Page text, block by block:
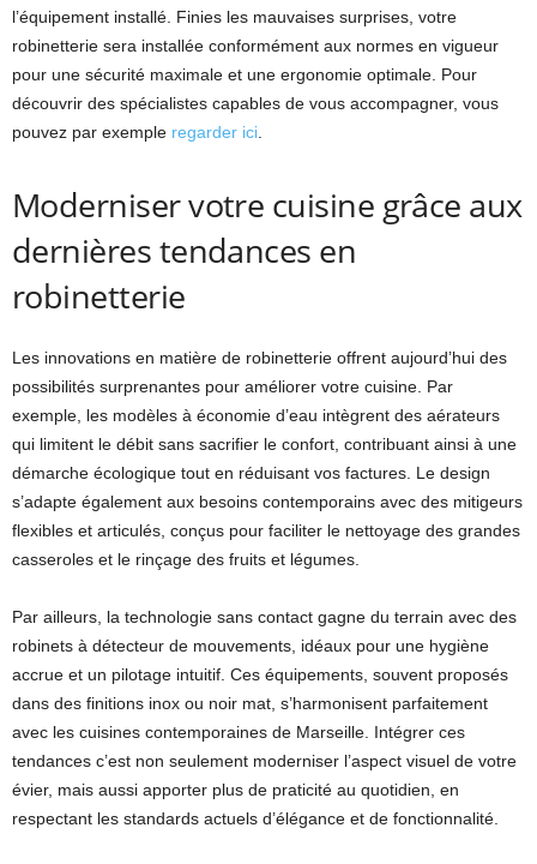
l’équipement installé. Finies les mauvaises surprises, votre
robinetterie sera installée conformément aux normes en vigueur
pour une sécurité maximale et une ergonomie optimale. Pour
découvrir des spécialistes capables de vous accompagner, vous
pouvez par exemple regarder ici
Moderniser votre cuisine grâce aux
dernières tendances en
robinetterie
Les innovations en matière de robinetterie offrent aujourd’hui des
possibilités surprenantes pour améliorer votre cuisine. Par
exemple, les modèles à économie d’eau intègrent des aérateurs
qui limitent le débit sans sacrifier le confort, contribuant ainsi à une
démarche écologique tout en réduisant vos factures. Le design
s’adapte également aux besoins contemporains avec des mitigeurs
flexibles et articulés, conçus pour faciliter le nettoyage des grandes
casseroles et le rinçage des fruits et légumes.
Par ailleurs, la technologie sans contact gagne du terrain avec des
robinets à détecteur de mouvements, idéaux pour une hygiène
accrue et un pilotage intuitif. Ces équipements, souvent proposés
dans des finitions inox ou noir mat, s’harmonisent parfaitement
avec les cuisines contemporaines de Marseille. Intégrer ces
tendances c’est non seulement moderniser l’aspect visuel de votre
évier, mais aussi apporter plus de praticité au quotidien, en
respectant les standards actuels d’élégance et de fonctionnalité.